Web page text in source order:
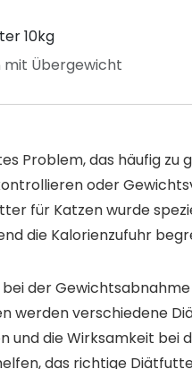
10kg
mit Übergewicht
Problem, das häufig zu
oder
für Katzen wurde
die Kalorienzufuhr
der
werden verschiedene
und die Wirksamkeit
das richtige